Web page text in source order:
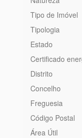
Tipo de Imóvel
Tipologia
Estado
Certificado
Distrito
Concelho
Freguesia
Código Postal
Área Útil